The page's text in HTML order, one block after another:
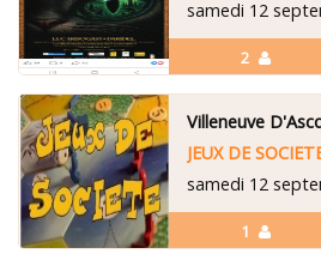
2
samedi 12
1
Villeneuve
JEUX DE
samedi 12